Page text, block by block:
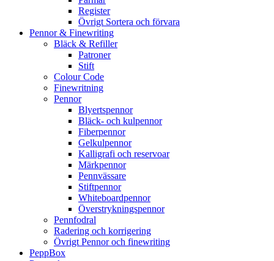
Register
Övrigt Sortera och förvara
Pennor & Finewriting
Bläck & Refiller
Patroner
Stift
Colour Code
Finewritning
Pennor
Blyertspennor
Bläck- och kulpennor
Fiberpennor
Gelkulpennor
Kalligrafi och reservoar
Märkpennor
Pennvässare
Stiftpennor
Whiteboardpennor
Överstrykningspennor
Pennfodral
Radering och korrigering
Övrigt Pennor och finewriting
PeppBox